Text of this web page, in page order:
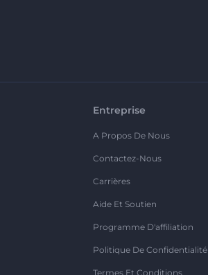
Entreprise
A Propos De Nous
Contactez-Nous
Carrières
Aide Et Soutien
Programme D'affiliation
Politique De Confidentialité
Termes Et Conditions